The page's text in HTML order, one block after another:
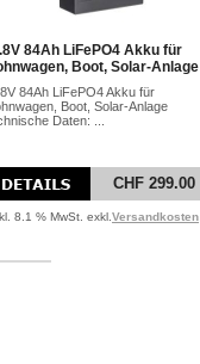
84Ah LiFePO4 Akku für
Boot, Solar-Anlage
84Ah LiFePO4 Akku für
Boot, Solar-Anlage
Daten: ...
CHF 299.00
8.1 % MwSt. exkl. Versandkosten